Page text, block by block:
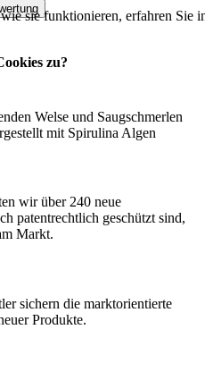
Welse und Saugschmerlen
mit Spirulina Algen
wir über 240 neue
patentrechtlich geschützt sind,
Markt.
sichern die marktorientierte
Produkte.
sie funktionieren, erfahren Sie
zu?